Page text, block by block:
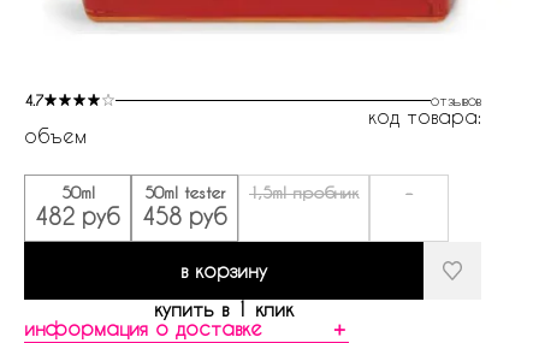
4.7 отзывов
код товара:
объем
50ml
482 руб
50ml tester
458 руб
1,5ml пробник -
в корзину
купить в 1 клик
информация о доставке
＋